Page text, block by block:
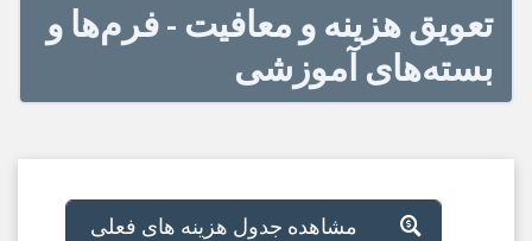
تعویق هزینه و معافیت - فرم‌ها و
بسته‌های آموزشی
مشاهده جدول هزینه های فعلی